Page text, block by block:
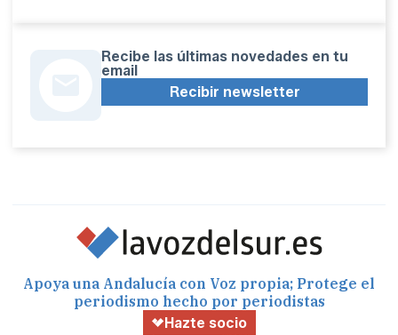
Recibe las últimas novedades en tu
email
Recibir newsletter
Apoya una Andalucía con Voz propia; Protege el
periodismo hecho por periodistas
Hazte socio